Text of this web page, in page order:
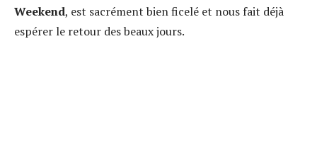
Weekend, est sacrément bien ficelé et nous fait déjà
espérer le retour des beaux jours.